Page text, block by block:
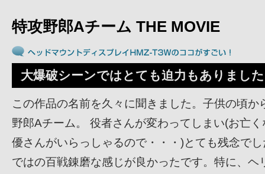
特攻野郎Aチーム THE MOVIE
大爆破シーンではとても迫力もありました
この作品の名前を久々に聞きました。子供の頃か
野郎Aチーム。 役者さんが変わってしまい(お亡
優さんがいらっしゃるので・・・)とても残念で
ではの百戦錬磨な感じが良かったです。特に、ヘ